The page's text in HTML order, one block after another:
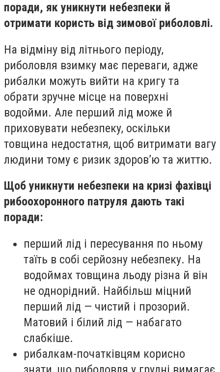
поради, як уникнути небезпеки й
отримати користь від зимової риболовлі.
На відміну від літнього періоду,
риболовля взимку має переваги, адже
рибалки можуть вийти на кригу та
обрати зручне місце на поверхні
водойми. Але перший лід може й
приховувати небезпеку, оскільки
товщина недостатня, щоб витримати вагу
людини тому є ризик здоров’ю та життю.
Щоб уникнути небезпеки на кризі фахівці
рибоохоронного патруля дають такі
поради:
перший лід і пересування по ньому
таїть в собі серйозну небезпеку. На
водоймах товщина льоду різна й він
не однорідний. Найбільш міцний
перший лід — чистий і прозорий.
Матовий і білий лід — набагато
слабкіше.
рибалкам-початківцям корисно